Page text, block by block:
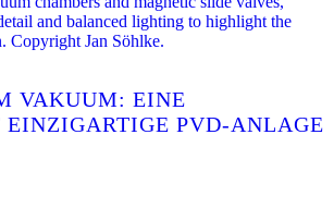
VAKUUM: EINE
EINZIGARTIGE PVD-ANLAGE